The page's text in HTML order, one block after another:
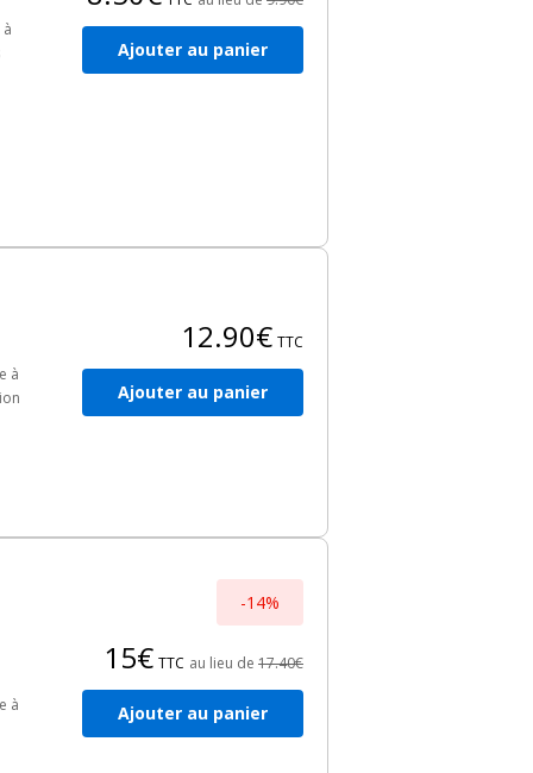
Ajouter au panier
à
12.90€ TTC
Ajouter au panier
à
-14%
15€ TTC au lieu de 17.40€
Ajouter au panier